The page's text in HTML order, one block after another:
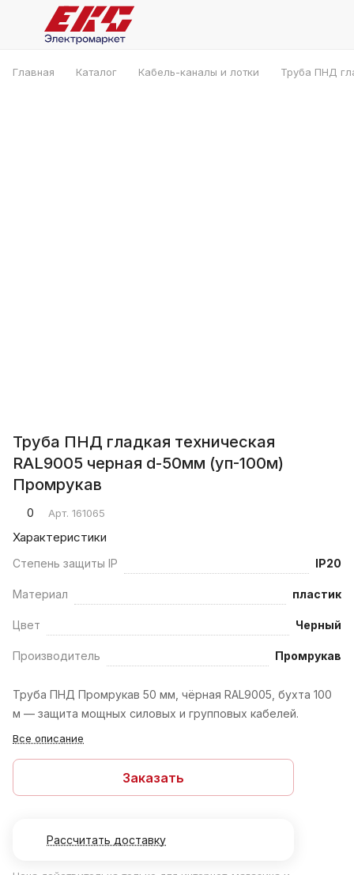
Главная Каталог Кабель-каналы и лотки Труба ПНД
Труба ПНД гладкая техническая
RAL9005 черная d-50мм (уп-100м)
Промрукав
0 Арт. 161065
Характеристики
Степень защиты IP IP20
Материал пластик
Цвет Черный
Производитель Промрукав
Труба ПНД Промрукав 50 мм, чёрная RAL9005, бухта 100
м — защита мощных силовых и групповых кабелей.
Все описание
Заказать
Рассчитать доставку